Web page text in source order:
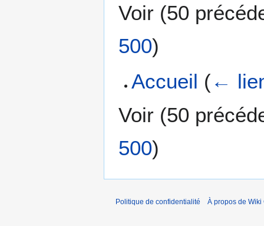
Voir (50
500)
Accueil (←
Voir (50
500)
Politique de confidentialité À propos de Wiki